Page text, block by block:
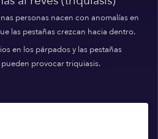
personas nacen con anomalías en
las pestañas crezcan hacia dentro.
en los párpados y las pestañas
provocar triquiasis.